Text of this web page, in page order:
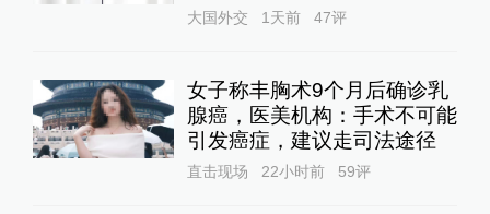
大国外交 1天前 47评
女子称丰胸术9个月后确诊乳
腺癌，医美机构：手术不可能
引发癌症，建议走司法途径
直击现场 22小时前 59评